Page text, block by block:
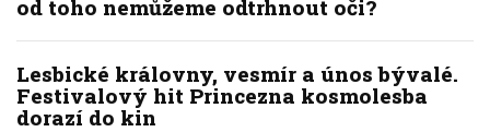
od toho nemůžeme odtrhnout oči?
Lesbické královny, vesmír a únos bývalé.
Festivalový hit Princezna kosmolesba
dorazí do kin